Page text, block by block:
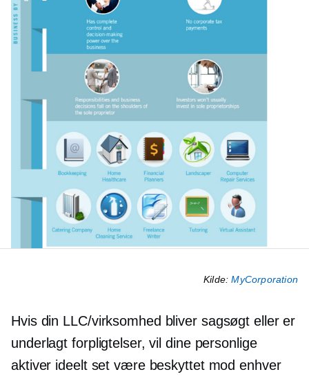
Kilde:MyCorporation
Hvis din LLC/virksomhed bliver sagsøgt eller er
underlagt forpligtelser, vil dine personlige
aktiver ideelt set være beskyttet mod enhver